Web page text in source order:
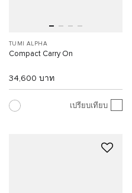
TUMI ALPHA
Compact Carry On
34,600 บาท
เปรียบเทียบ